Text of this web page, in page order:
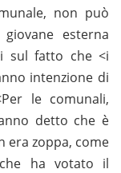
non può
esterna
sul fatto che <i
intenzione di
le comunali,
detto che è
era zoppa, come
ha votato il